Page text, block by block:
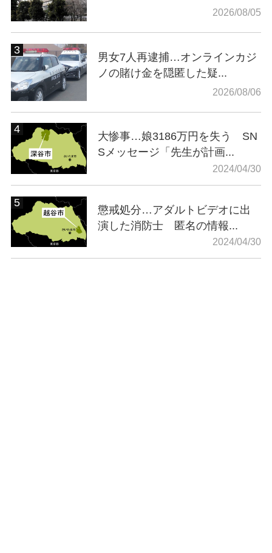
2026/08/05
男女7人再逮捕…オンラインカジ
ノの賭け金を隠匿した疑...
2026/08/06
大惨事…娘3186万円を失う SN
Sメッセージ「先生が計画...
2024/04/30
懲戒処分…アダルトビデオに出
演した消防士 匿名の情報...
2024/04/30